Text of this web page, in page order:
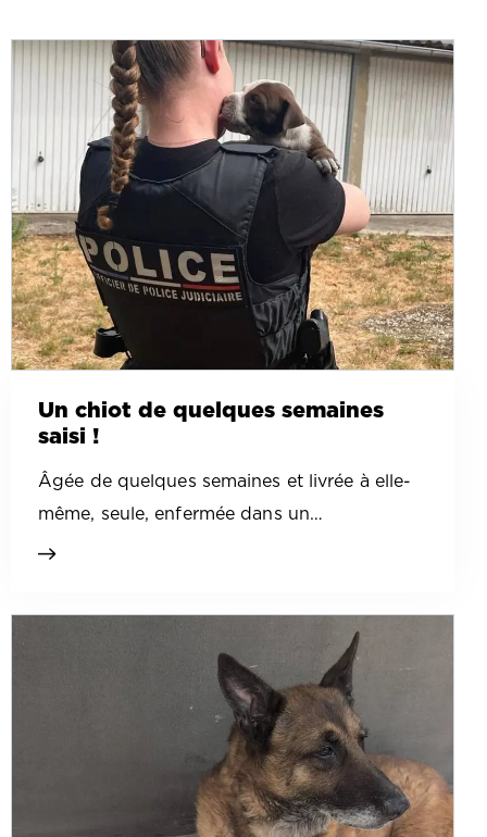
Un chiot de quelques semaines
saisi !
Âgée de quelques semaines et livrée à elle-
même, seule, enfermée dans un…